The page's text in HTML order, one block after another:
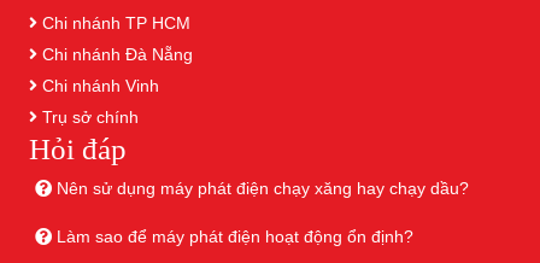
Chi nhánh TP HCM
Chi nhánh Đà Nẵng
Chi nhánh Vinh
Trụ sở chính
Hỏi đáp
Nên sử dụng máy phát điện chạy xăng hay chạy dầu?
Làm sao để máy phát điện hoạt động ổn định?